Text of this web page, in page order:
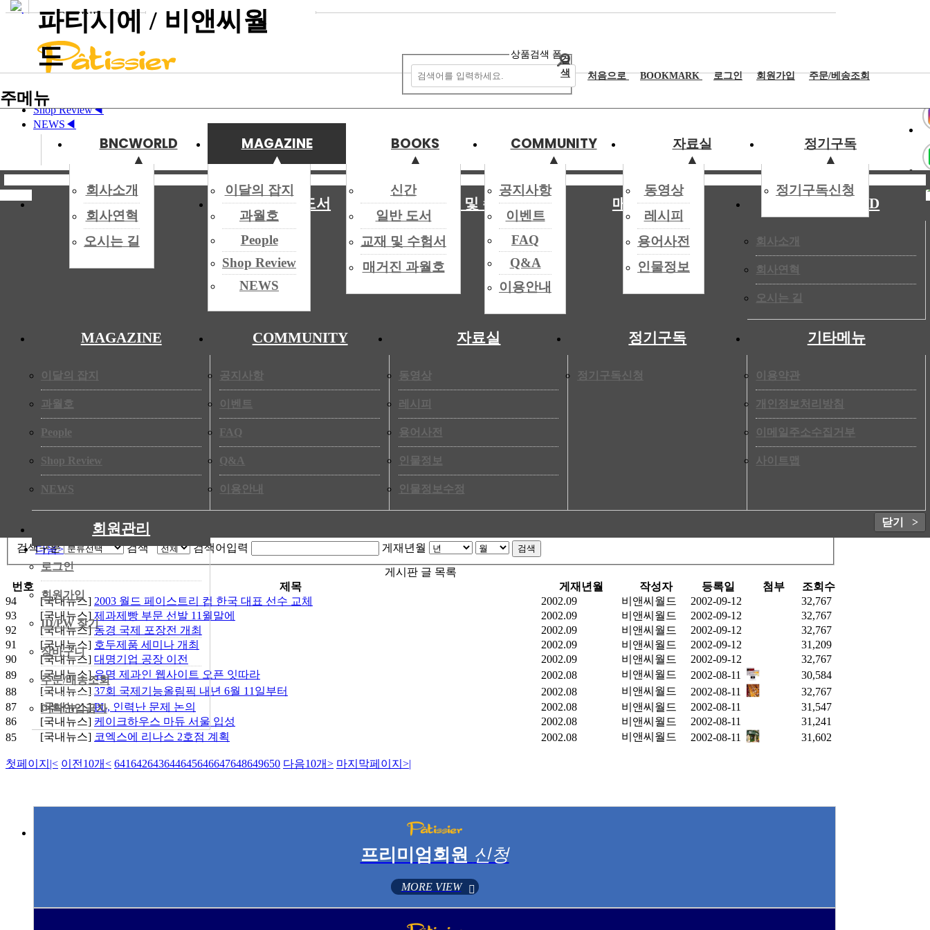
파티시에 / 비앤씨월
드
Site Infomation Menu
상품검색 폼검
색
처음으로 BOOKMARK 로그인 회원가입 주문/베송조회
주메뉴
BNCWORLD
▲
▲
회사소개
회사연혁
오시는 길
MAGAZINE
▲
▲
이달의 잡지
과월호
People
Shop Review
NEWS
BOOKS
▲
▲
신간
일반 도서
교재 및 수험서
매거진 과월호
COMMUNITY
▲
▲
공지사항
이벤트
FAQ
Q&A
이용안내
자료실
▲
▲
동영상
레시피
용어사전
인물정보
정기구독
▲
▲
정기구독신청
신간 일반 도서 교재 및 수험서 매거진 과월호 BNCWORLD
회사소개
회사연혁
오시는 길
MAGAZINE
이달의 잡지
과월호
People
Shop Review
NEWS
COMMUNITY
공지사항
이벤트
FAQ
Q&A
이용안내
자료실
동영상
레시피
용어사전
인물정보
인물정보수정
정기구독
정기구독신청
기타메뉴
이용약관
개인정보처리방침
이메일주소수집거부
사이트맵
회원관리
로그인
회원가입
ID/PW 찾기
장바구니
주문/배송조회
미확인입금자
닫기 >
MAGAZINE
NEWS
◀
◀
People
Shop Review
MAGAZINE
이달의 잡지◀
People
Shop Review◀
NEWS ◀
NEWS
[국내뉴스] 성심당 영업이익 파리바게뜨 · 뚜레쥬르 합산보다 커 (2026.05.)관리자 [ 2026-05-20 10:17:46 ]
2025년 국내 프랜차이즈 베이커리 및 주요 유명 베이커리의 매출액은 증가했으나 영업이익은 저조한 흐름을 보이며 영업이익률과 당기순이익 대부분이 감소한 것으로 나타났다. 파리바게
뜨의 지난해 매출과 영업이익은 각각 1조9780억원, 260억원으로 2024년(1조9307억원, 223억원) 대비 소폭 증가했다. 뚜레쥬르는 2024년 7,338억원에서 2025년 7,928억원으로 매출이 약 8%
늘었으나 영업이익은 299억원에서 282억원으로 5.4% 줄었다. 이에 따라 2025년 기준 파리바게뜨와 뚜레쥬르의 영업이익률은 각각 1.3%, 3.5%에 그쳤다. 특히 파리바게뜨는 당기순이익이 –
투썸플레이스는 2024년 매출 5,200억원에서 624억 오른 5,824억원, 2024년 영업이익 327억원에서 36억 오른 363억원으로 집계됐다. 각각 12%, 11.3% 증가한 수치다. 반면 당기순이익은 244
억원에서 212억원으로 13.1% 감소했다. 이성당은 매출액이 전년도보다 14억원 늘어난 298억원을 기록했으나 영업이익과 당기순이익은 각각 2.4%, 5.3% 감소했다. 신라명과와 옵스 또한 같
은 양상을 보였다. 신라명과의 매출액은 4.7% 상승, 영업이익은 37% 감소했으며, 옵스의 매출액은 3.7% 상승, 영업이익은 20.7% 감소했다. 특히 신라명과와 옵스의 당기순이익은 각각
한편, 성심당은 이들 사이에서 예외적인 성과를 보였다. 성심당의 영업이익은 베이커리 프랜차이즈 양대 축인 파리바게트와 뚜레쥬르의 영업이익 합계를 크게 웃돌며 업계의 이목이 집중됐
다. 2024년 1,938억원을 기록했던 성심당의 2025년 매출은 2,629억원으로 증가하며 전년 대비 35.7% 성장했다. 2023년 단일 빵집 브랜드 최초로 연매출 1,000억원을 돌파한 데 이어 불과 2년
출발한 성심당은 대전을 대표하는 빵집으로 자리매김하며 전 지점에 걸쳐 연일 문전성시를 이루고 있다. 올해 창립 70주년을 맞아 ‘딸기 시루(케이크)’ 동상을 세웠으며, 오는 5월에는 성심
당문화원에서 창립 70주년 기념 전시를 개최할 예정이다.
댓글이 없습니다.
비밀번호 댓글 등록
다음>
검색 폼
검색구분
검색 검색어입력 게재년월 검색
게시판 글 목록
번호
제목 게재년월 작성자 등록일 첨부
조회수
94
[국내뉴스] 2003 월드 페이스트리 컵 한국 대표 선수 교체 2002.09 비앤씨월드 2002-09-12
32,767
93
[국내뉴스] 제과제빵 부문 선발 11월말에 2002.09 비앤씨월드 2002-09-12
32,767
92
[국내뉴스]동경 국제 포장전 개최 2002.09 비앤씨월드 2002-09-12
32,767
91
[국내뉴스] 호두제품 세미나 개최 2002.09 비앤씨월드 2002-09-12
31,209
90
[국내뉴스] 대명기업 공장 이전 2002.09 비앤씨월드 2002-09-12
32,767
89
[국내뉴스]유명 제과인 웹사이트 오픈 잇따라 2002.08 비앤씨월드 2002-08-11
30,584
88
[국내뉴스] 37회 국제기능올림픽 내년 6월 11일부터 2002.08 비앤씨월드 2002-08-11
32,767
87
[국내뉴스]PL, 인력난 문제 논의 2002.08 비앤씨월드 2002-08-11
31,547
86
[국내뉴스] 케이크하우스 마듀 서울 입성 2002.08 비앤씨월드 2002-08-11
31,241
85
[국내뉴스] 코엑스에 리나스 2호점 계획 2002.08 비앤씨월드 2002-08-11 31,602
첫페이지 |< 이전10개< 641642643644645646647648649650 다음10개> 마지막페이지 >|
프리미엄회원 신청
MORE VIEW